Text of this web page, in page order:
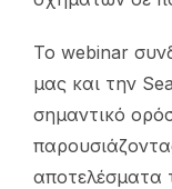
Το webinar
μας και την
σημαντικό
αποτελέσματα